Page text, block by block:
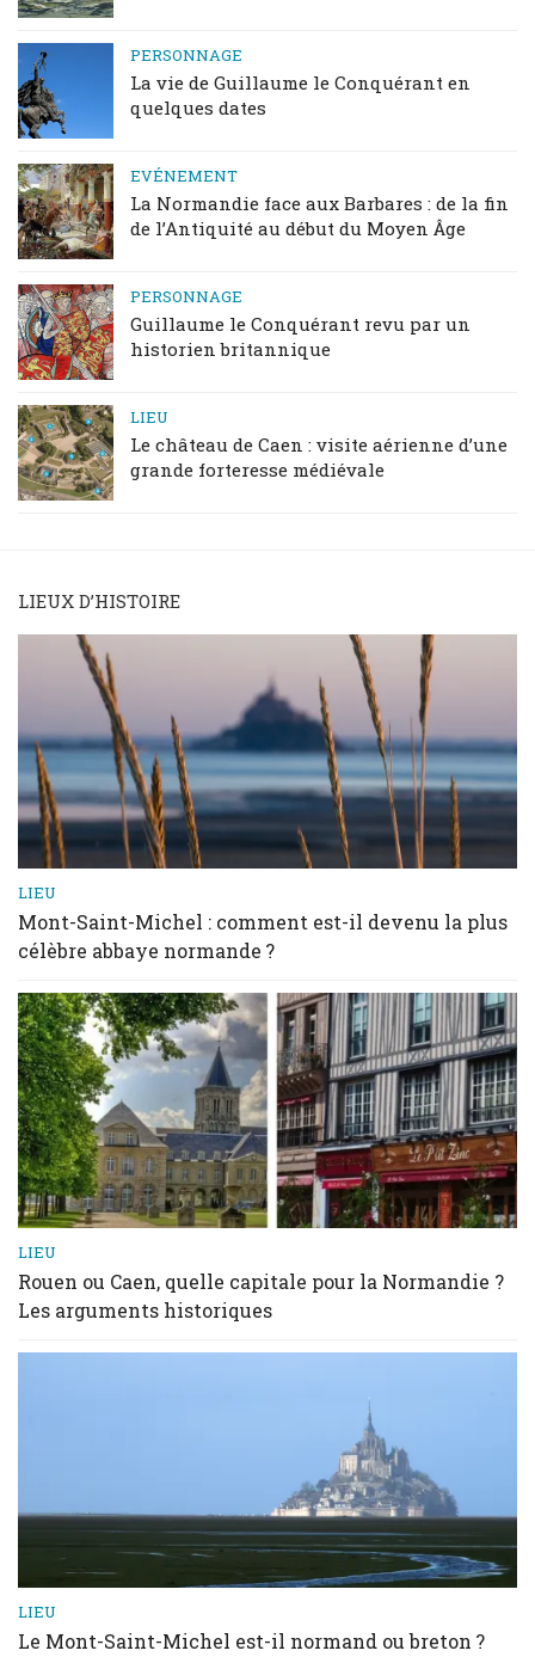
PERSONNAGE
La vie de Guillaume le Conquérant en
quelques dates
EVÉNEMENT
La Normandie face aux Barbares : de la fin
de l’Antiquité au début du Moyen Âge
PERSONNAGE
Guillaume le Conquérant revu par un
historien britannique
LIEU
Le château de Caen : visite aérienne d’une
grande forteresse médiévale
LIEUX D’HISTOIRE
LIEU
Mont-Saint-Michel : comment est-il devenu la plus
célèbre abbaye normande ?
LIEU
Rouen ou Caen, quelle capitale pour la Normandie ?
Les arguments historiques
LIEU
Le Mont-Saint-Michel est-il normand ou breton ?